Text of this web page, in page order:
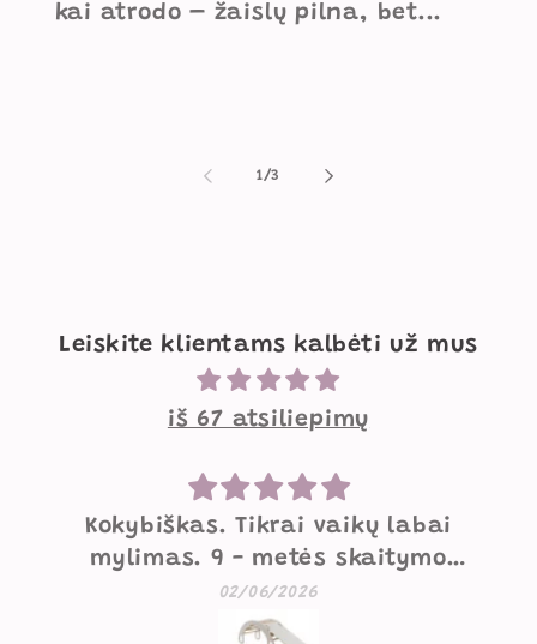
kai atrodo – žaislų pilna, bet...
1/iš
3
Leiskite klientams kalbėti už mus
iš 67 atsiliepimų
Mielos supynės
Labai mielos, gražios, geros
kokybės supynės. Mažesniam
vaikui norėtųsi pakietinimo
07/05/2026